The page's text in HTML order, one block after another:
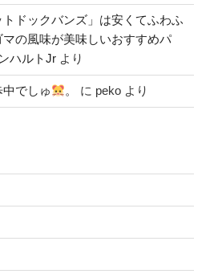
ドックバンズ」は安くてふわふ
の風味が美味しいおすすめパ
ハルトJr より
中でしゅ 。 に peko より